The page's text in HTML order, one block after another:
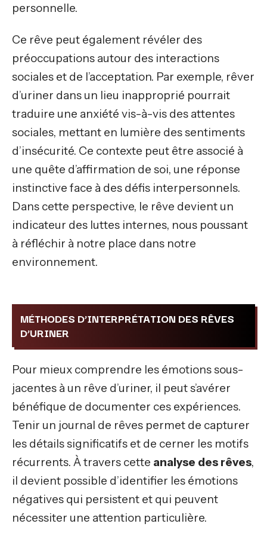
personnelle.
Ce rêve peut également révéler des
préoccupations autour des interactions
sociales et de l’acceptation. Par exemple, rêver
d’uriner dans un lieu inapproprié pourrait
traduire une anxiété vis-à-vis des attentes
sociales, mettant en lumière des sentiments
d’insécurité. Ce contexte peut être associé à
une quête d’affirmation de soi, une réponse
instinctive face à des défis interpersonnels.
Dans cette perspective, le rêve devient un
indicateur des luttes internes, nous poussant
à réfléchir à notre place dans notre
environnement.
MÉTHODES D’INTERPRÉTATION DES RÊVES
D’URINER
Pour mieux comprendre les émotions sous-
jacentes à un rêve d’uriner, il peut s’avérer
bénéfique de documenter ces expériences.
Tenir un journal de rêves permet de capturer
les détails significatifs et de cerner les motifs
récurrents. À travers cette analyse des rêves,
il devient possible d’identifier les émotions
négatives qui persistent et qui peuvent
nécessiter une attention particulière.